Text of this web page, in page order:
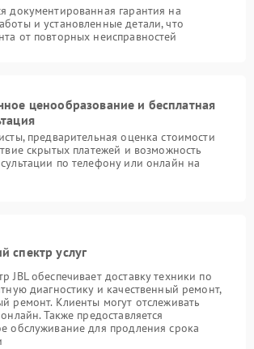
документированная гарантия на
и установленные детали, что
от повторных неисправностей
ценообразование и бесплатная
предварительная оценка стоимости
скрытых платежей и возможность
по телефону или онлайн на
спектр услуг
JBL обеспечивает доставку техники по
диагностику и качественный ремонт,
ремонт. Клиенты могут отслеживать
Также предоставляется
обслуживание для продления срока